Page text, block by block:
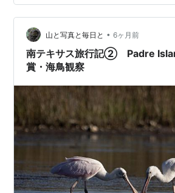
れました(´∀｀) ここで問題です： ペ
ンと呼ぶのでしょう？ ペリカン（
リシャ語で「斧（おの）」を意味する
ュース） に由来します。この言葉が
pelecanus…
山と写真と毎日と • 6ヶ月前
南テキサス旅行記② Padre
賞・海鳥観察